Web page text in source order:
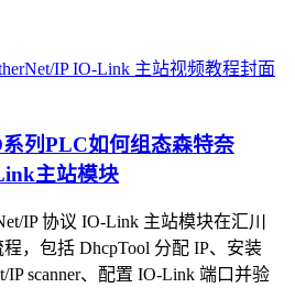
列PLC如何组态森特奈
主站模块
IP 协议 IO-Link 主站模块在汇川
，包括 DhcpTool 分配 IP、安装
IP scanner、配置 IO-Link 端口并验